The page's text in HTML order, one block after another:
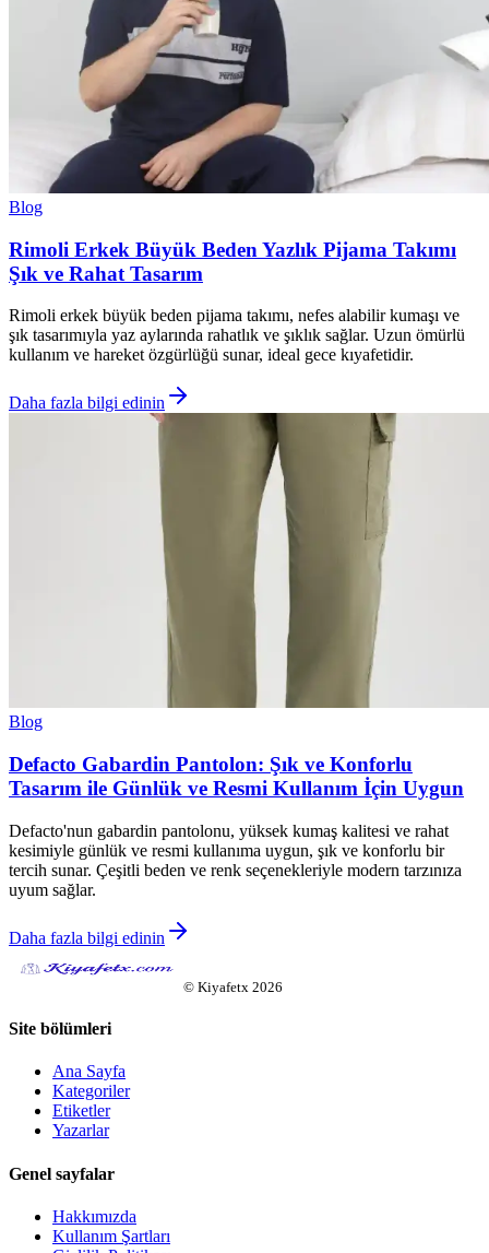
Blog
Rimoli Erkek Büyük Beden Yazlık Pijama Takımı
Şık ve Rahat Tasarım
Rimoli erkek büyük beden pijama takımı, nefes alabilir kumaşı ve
şık tasarımıyla yaz aylarında rahatlık ve şıklık sağlar. Uzun ömürlü
kullanım ve hareket özgürlüğü sunar, ideal gece kıyafetidir.
Daha fazla bilgi edinin
Blog
Defacto Gabardin Pantolon: Şık ve Konforlu
Tasarım ile Günlük ve Resmi Kullanım İçin Uygun
Defacto'nun gabardin pantolonu, yüksek kumaş kalitesi ve rahat
kesimiyle günlük ve resmi kullanıma uygun, şık ve konforlu bir
tercih sunar. Çeşitli beden ve renk seçenekleriyle modern tarzınıza
uyum sağlar.
Daha fazla bilgi edinin
© Kiyafetx 2026
Site bölümleri
Ana Sayfa
Kategoriler
Etiketler
Yazarlar
Genel sayfalar
Hakkımızda
Kullanım Şartları